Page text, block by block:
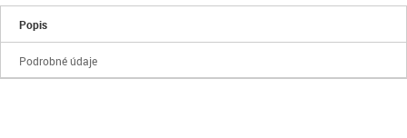
Popis
Podrobné údaje